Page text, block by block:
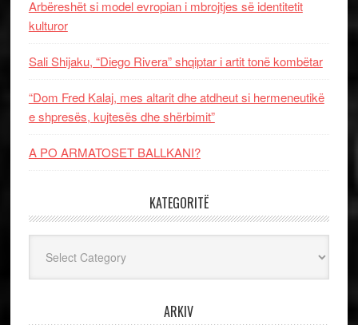
Arbëreshët si model evropian i mbrojtjes së identitetit
kulturor
Sali Shijaku, “Diego Rivera” shqiptar i artit tonë kombëtar
“Dom Fred Kalaj, mes altarit dhe atdheut si hermeneutikë
e shpresës, kujtesës dhe shërbimit”
A PO ARMATOSET BALLKANI?
KATEGORITË
ARKIV